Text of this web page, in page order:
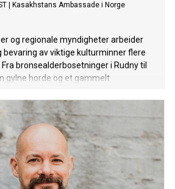
Kasakhstans Ambassade i Norge
og regionale myndigheter arbeider
bevaring av viktige kulturminner flere
bronsealderbosetninger i Rudny til
gylne horde og et gammelt
arkeologiske arv og bidrar til langsiktig